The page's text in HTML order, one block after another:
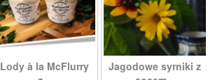
Lody à la McFlurry
Jagodowe syrniki z